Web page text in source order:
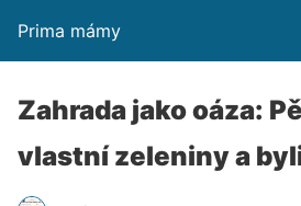
Prima mámy
Zahrada jako oáza:
vlastní zeleniny a